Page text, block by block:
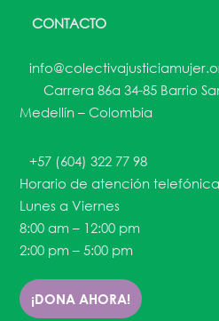
CONTACTO
Carrera 86a 34-85 Barrio
Medellín – Colombia
+57 (604) 322 77 98
Horario de atención
Lunes a Viernes
8:00 am – 12:00 pm
2:00 pm – 5:00 pm
¡DONA AHORA!